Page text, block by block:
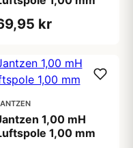
kr
1,00 mH
1,00 mm